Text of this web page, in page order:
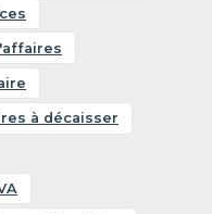
à décaisser